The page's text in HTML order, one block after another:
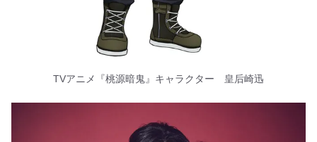
TVアニメ『桃源暗鬼』キャラクター 皇后崎迅